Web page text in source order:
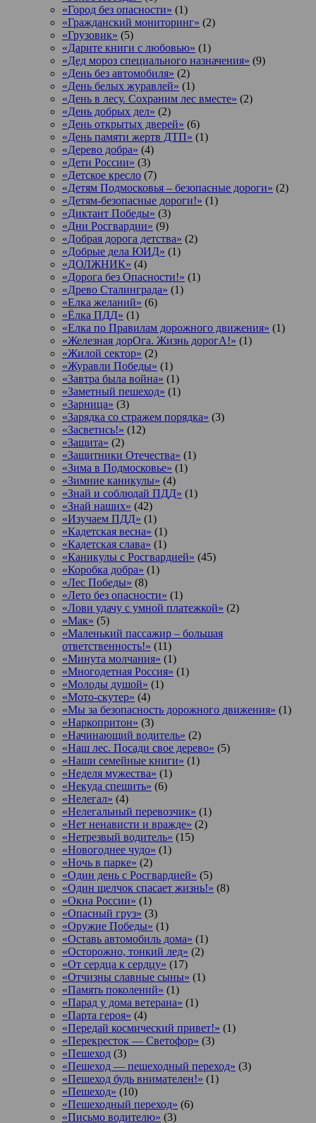
«Город без опасности» (1)
«Гражданский мониторинг» (2)
«Грузовик» (5)
«Дарите книги с любовью» (1)
«Дед мороз специального назначения» (9)
«День без автомобиля» (2)
«День белых журавлей» (1)
«День в лесу. Сохраним лес вместе» (2)
«День добрых дел» (2)
«День открытых дверей» (6)
«День памяти жертв ДТП» (1)
«Дерево добра» (4)
«Дети России» (3)
«Детское кресло (7)
«Детям Подмосковья – безопасные дороги» (2)
«Детям-безопасные дороги!» (1)
«Диктант Победы» (3)
«Дни Росгвардии» (9)
«Добрая дорога детства» (2)
«Добрые дела ЮИД» (1)
«ДОЛЖНИК» (4)
«Дорога без Опасности!» (1)
«Древо Сталинграда» (1)
«Елка желаний» (6)
«Ёлка ПДД» (1)
«Елка по Правилам дорожного движения» (1)
«Железная дорОга. Жизнь дорогА!» (1)
«Жилой сектор» (2)
«Журавли Победы» (1)
«Завтра была война» (1)
«Заметный пешеход» (1)
«Зарница» (3)
«Зарядка со стражем порядка» (3)
«Засветись!» (12)
«Защита» (2)
«Защитники Отечества» (1)
«Зима в Подмосковье» (1)
«Зимние каникулы» (4)
«Знай и соблюдай ПДД» (1)
«Знай наших» (42)
«Изучаем ПДД» (1)
«Кадетская весна» (1)
«Кадетская слава» (1)
«Каникулы с Росгвардией» (45)
«Коробка добра» (1)
«Лес Победы» (8)
«Лето без опасности» (1)
«Лови удачу с умной платежкой» (2)
«Мак» (5)
«Маленький пассажир – большая
ответственность!» (11)
«Минута молчания» (1)
«Многодетная Россия» (1)
«Молоды душой» (1)
«Мото-скутер» (4)
«Мы за безопасность дорожного движения» (1)
«Наркопритон» (3)
«Начинающий водитель» (2)
«Наш лес. Посади свое дерево» (5)
«Наши семейные книги» (1)
«Неделя мужества» (1)
«Некуда спешить» (6)
«Нелегал» (4)
«Нелегальный перевозчик» (1)
«Нет ненависти и вражде» (2)
«Нетрезвый водитель» (15)
«Новогоднее чудо» (1)
«Ночь в парке» (2)
«Один день с Росгвардией» (5)
«Один щелчок спасает жизнь!» (8)
«Окна России» (1)
«Опасный груз» (3)
«Оружие Победы» (1)
«Оставь автомобиль дома» (1)
«Осторожно, тонкий лед» (2)
«От сердца к сердцу» (17)
«Отчизны славные сыны» (1)
«Память поколений» (1)
«Парад у дома ветерана» (1)
«Парта героя» (4)
«Передай космический привет!» (1)
«Перекресток — Светофор» (3)
«Пешеход (3)
«Пешеход — пешеходный переход» (3)
«Пешеход будь внимателен!» (1)
«Пешеход» (10)
«Пешеходный переход» (6)
«Письмо водителю» (3)